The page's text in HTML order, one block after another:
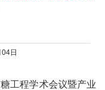
日
工程学术会议暨产业